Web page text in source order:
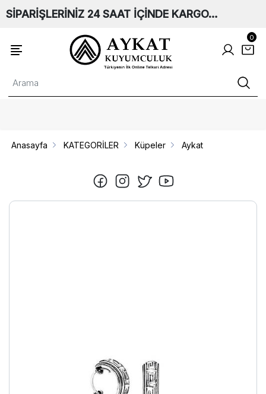
SİPARİŞLERİNİZ 24 SAAT İÇİNDE KARGO…
0
Anasayfa KATEGORİLER Küpeler Aykat